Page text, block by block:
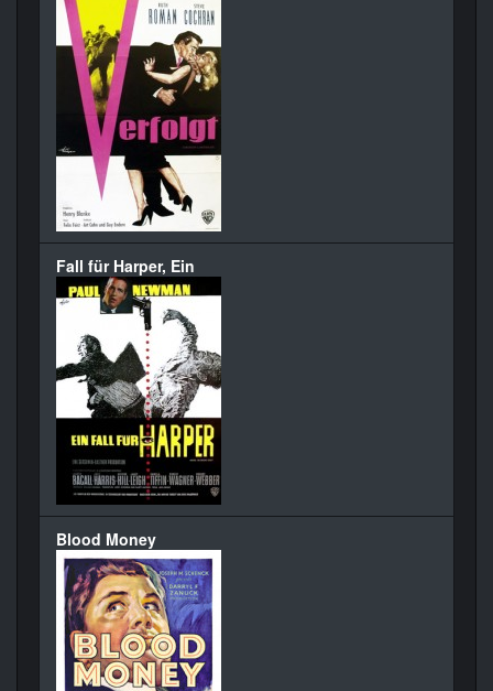
Fall für Harper, Ein
Blood Money